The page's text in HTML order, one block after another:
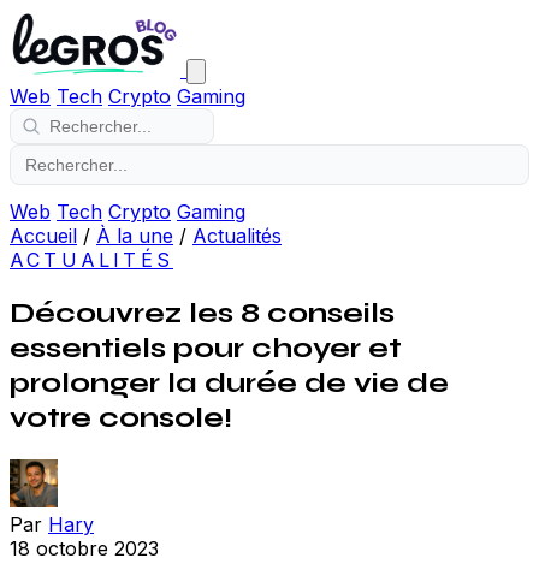
Web Tech Crypto Gaming
Web Tech Crypto Gaming
Accueil / À la une / Actualités
ACTUALITÉS
Découvrez les 8 conseils
essentiels pour choyer et
prolonger la durée de vie de
votre console!
Par Hary
18 octobre 2023